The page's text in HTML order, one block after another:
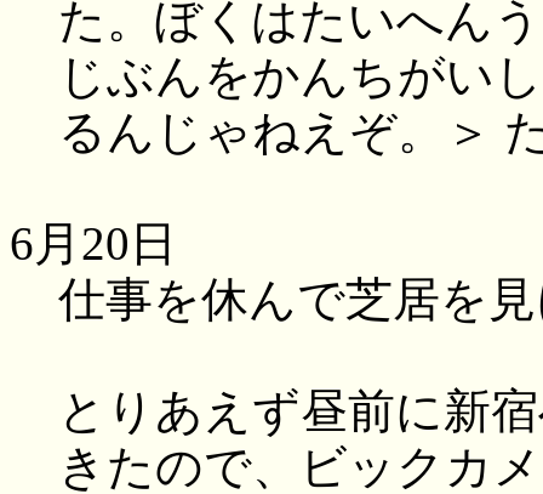
た。ぼくはたいへん
じぶんをかんちがい
るんじゃねえぞ。＞
6月20日
仕事を休んで芝居を
とりあえず昼前に新
きたので、ビックカ